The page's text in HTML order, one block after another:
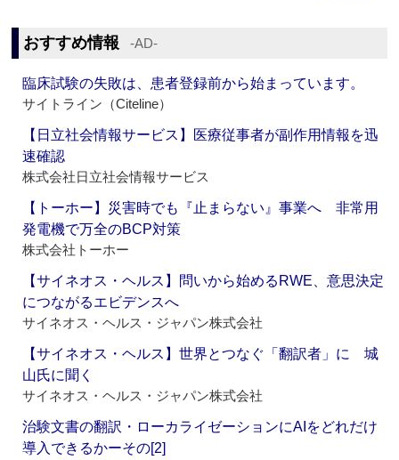
おすすめ情報 ‐AD‐
臨床試験の失敗は、患者登録前から始まっています。
サイトライン（Citeline）
【日立社会情報サービス】医療従事者が副作用情報を迅
速確認
株式会社日立社会情報サービス
【トーホー】災害時でも『止まらない』事業へ 非常用
発電機で万全のBCP対策
株式会社トーホー
【サイネオス・ヘルス】問いから始めるRWE、意思決定
につながるエビデンスへ
サイネオス・ヘルス・ジャパン株式会社
【サイネオス・ヘルス】世界とつなぐ「翻訳者」に 城
山氏に聞く
サイネオス・ヘルス・ジャパン株式会社
治験文書の翻訳・ローカライゼーションにAIをどれだけ
導入できるかーその[2]